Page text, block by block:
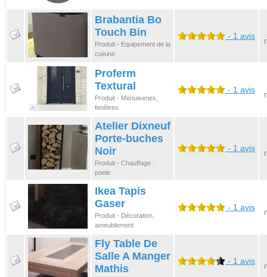
Brabantia Bo
Touch Bin
Produit - Equipement de la
cuisine
- 1 avis
Proferm
Textural
Produit - Menuiseries,
fenêtres
- 1 avis
Atelier Dixneuf
Porte-buches
Noir
Produit - Chauffage :
poele
- 1 avis
Ikea Tapis
Gaser
Produit - Décoration,
ameublement
- 1 avis
Fly Table De
Salle A Manger
Mathis
- 1 avis